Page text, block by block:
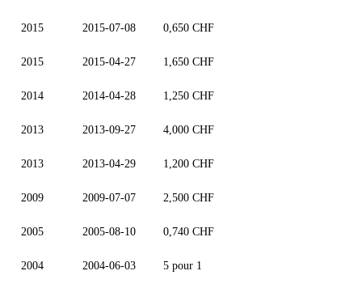
2015 2015-07-08 0,650 CHF
2015 2015-04-27 1,650 CHF
2014 2014-04-28 1,250 CHF
2013 2013-09-27 4,000 CHF
2013 2013-04-29 1,200 CHF
2009 2009-07-07 2,500 CHF
2005 2005-08-10 0,740 CHF
2004 2004-06-03 5 pour 1